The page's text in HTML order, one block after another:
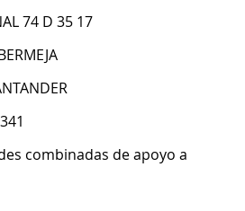
74 D 35 17
combinadas de apoyo a